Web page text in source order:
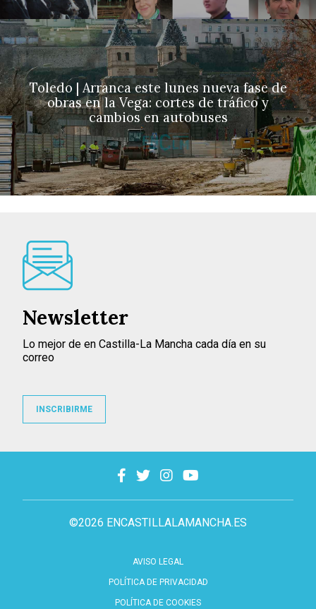
Toledo | Arranca este lunes nueva fase de
obras en la Vega: cortes de tráfico y
cambios en autobuses
©2026 ENCASTILLALAMANCHA.ES
AVISO LEGAL
POLÍTICA DE PRIVACIDAD
POLÍTICA DE COOKIES
Newsletter
Lo mejor de en Castilla-La Mancha cada día en su
correo
INSCRIBIRME